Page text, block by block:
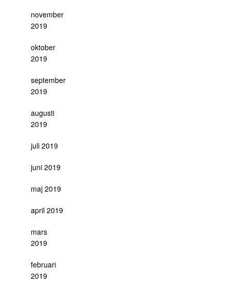
november
2019
oktober
2019
september
2019
augusti
2019
juli 2019
juni 2019
maj 2019
april 2019
mars
2019
februari
2019